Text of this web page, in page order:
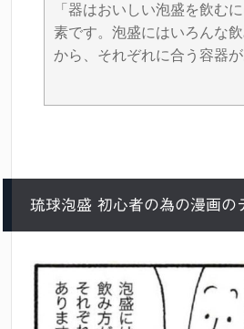
「器はおいしい泡盛を飲む
素です。泡盛にはいろんな
から、それぞれに合う容器が
琉球泡盛 初心者の為の漫画